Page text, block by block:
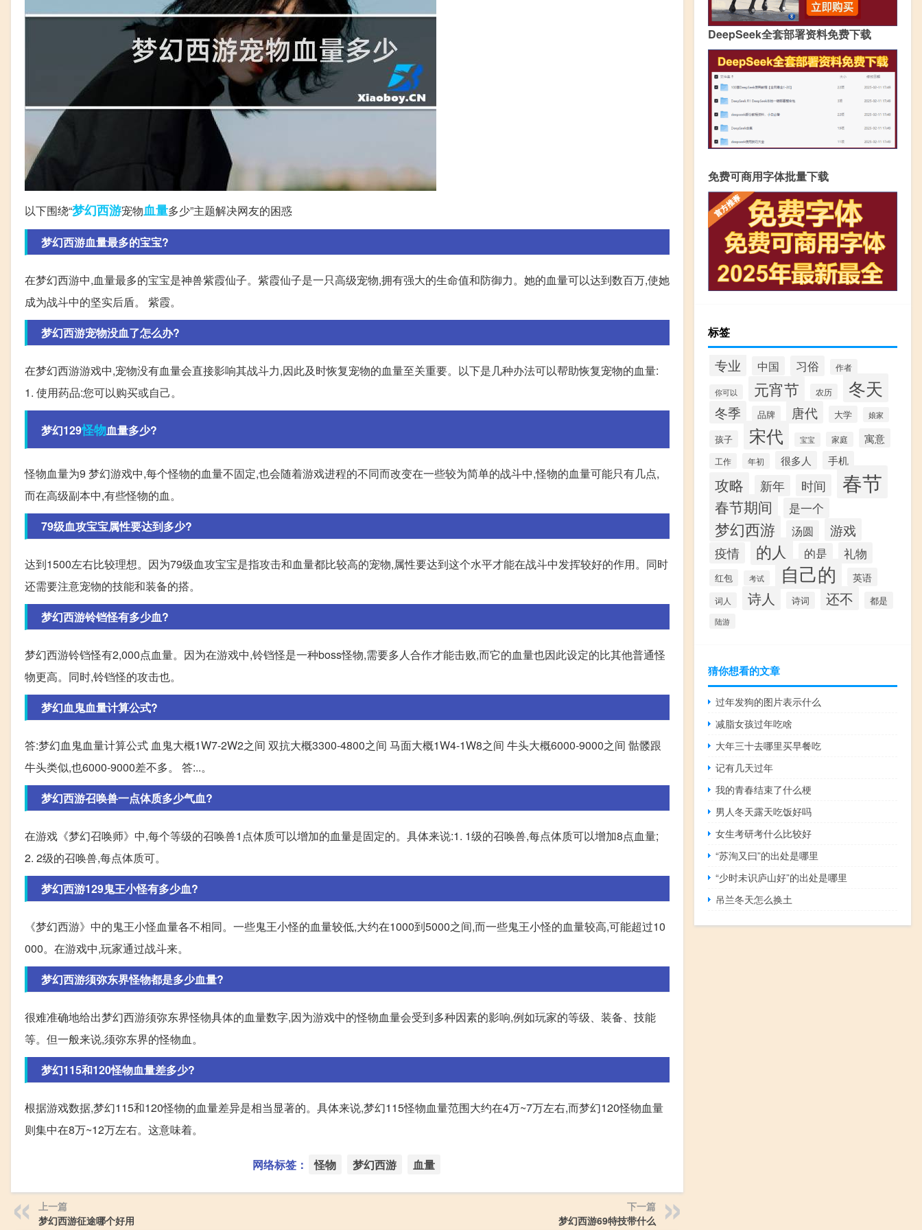
以下围绕“梦幻西游宠物血量多少”主题解决网友的困惑
梦幻西游血量最多的宝宝?
在梦幻西游中,血量最多的宝宝是神兽紫霞仙子。紫霞仙子是一只高级宠物,拥有强大的生命值和防御力。她的血量可以达到数百万,使她
成为战斗中的坚实后盾。 紫霞。
梦幻西游宠物没血了怎么办?
在梦幻西游游戏中,宠物没有血量会直接影响其战斗力,因此及时恢复宠物的血量至关重要。以下是几种办法可以帮助恢复宠物的血量:
1. 使用药品:您可以购买或自己。
梦幻129怪物血量多少?
怪物血量为9 梦幻游戏中,每个怪物的血量不固定,也会随着游戏进程的不同而改变在一些较为简单的战斗中,怪物的血量可能只有几点,
而在高级副本中,有些怪物的血。
79级血攻宝宝属性要达到多少?
达到1500左右比较理想。因为79级血攻宝宝是指攻击和血量都比较高的宠物,属性要达到这个水平才能在战斗中发挥较好的作用。同时
还需要注意宠物的技能和装备的搭。
梦幻西游铃铛怪有多少血?
梦幻西游铃铛怪有2,000点血量。因为在游戏中,铃铛怪是一种boss怪物,需要多人合作才能击败,而它的血量也因此设定的比其他普通怪
物更高。同时,铃铛怪的攻击也。
梦幻血鬼血量计算公式?
答:梦幻血鬼血量计算公式 血鬼大概1W7-2W2之间 双抗大概3300-4800之间 马面大概1W4-1W8之间 牛头大概6000-9000之间 骷髅跟
牛头类似,也6000-9000差不多。 答:..。
梦幻西游召唤兽一点体质多少气血?
在游戏《梦幻召唤师》中,每个等级的召唤兽1点体质可以增加的血量是固定的。具体来说:1. 1级的召唤兽,每点体质可以增加8点血量;
2. 2级的召唤兽,每点体质可。
梦幻西游129鬼王小怪有多少血?
《梦幻西游》中的鬼王小怪血量各不相同。一些鬼王小怪的血量较低,大约在1000到5000之间,而一些鬼王小怪的血量较高,可能超过10
000。在游戏中,玩家通过战斗来。
梦幻西游须弥东界怪物都是多少血量?
很难准确地给出梦幻西游须弥东界怪物具体的血量数字,因为游戏中的怪物血量会受到多种因素的影响,例如玩家的等级、装备、技能
等。但一般来说,须弥东界的怪物血。
梦幻115和120怪物血量差多少?
根据游戏数据,梦幻115和120怪物的血量差异是相当显著的。具体来说,梦幻115怪物血量范围大约在4万~7万左右,而梦幻120怪物血量
则集中在8万~12万左右。这意味着。
网络标签： 怪物 梦幻西游 血量
上一篇
梦幻西游征途哪个好用
下一篇
梦幻西游69特技带什么
DeepSeek全套部署资料免费下载
免费可商用字体批量下载
标签
专业 中国 习俗 作者
你可以 元宵节 农历 冬天
冬季 品牌 唐代 大学 娘家
孩子 宋代 宝宝 家庭 寓意
工作 年初 很多人 手机
攻略 新年 时间 春节
春节期间 是一个
梦幻西游 汤圆 游戏
疫情 的人 的是 礼物
红包 考试 自己的 英语
词人 诗人 诗词 还不 都是
陆游
猜你想看的文章
过年发狗的图片表示什么
减脂女孩过年吃啥
大年三十去哪里买早餐吃
记有几天过年
我的青春结束了什么梗
男人冬天露天吃饭好吗
女生考研考什么比较好
“苏洵又曰”的出处是哪里
“少时未识庐山好”的出处是哪里
吊兰冬天怎么换土